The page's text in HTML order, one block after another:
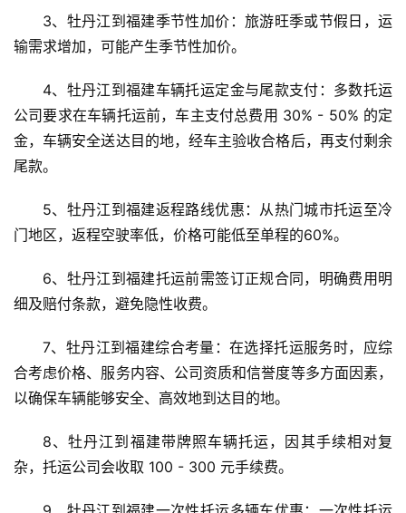
3、牡丹江到福建季节性加价：旅游旺季或节假日，运
输需求增加，可能产生季节性加价。
4、牡丹江到福建车辆托运定金与尾款支付：多数托运
公司要求在车辆托运前，车主支付总费用 30% - 50% 的定
金，车辆安全送达目的地，经车主验收合格后，再支付剩余
尾款。
5、牡丹江到福建返程路线优惠：从热门城市托运至冷
门地区，返程空驶率低，价格可能低至单程的60%。
6、牡丹江到福建托运前需签订正规合同，明确费用明
细及赔付条款，避免隐性收费。
7、牡丹江到福建综合考量：在选择托运服务时，应综
合考虑价格、服务内容、公司资质和信誉度等多方面因素，
以确保车辆能够安全、高效地到达目的地。
8、牡丹江到福建带牌照车辆托运，因其手续相对复
杂，托运公司会收取 100 - 300 元手续费。